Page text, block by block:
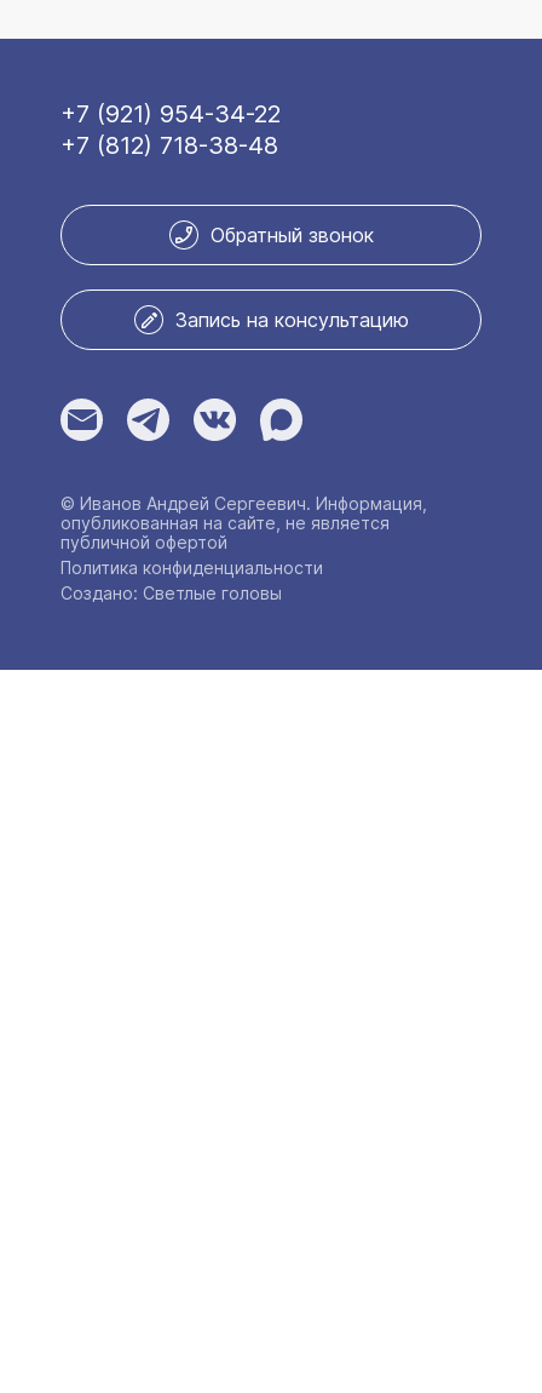
+7 (921) 954-34-22
+7 (812) 718-38-48
Обратный звонок
Запись на консультацию
© Иванов Андрей Сергеевич. Информация,
опубликованная на сайте, не является
публичной офертой
Политика конфиденциальности
Создано: Светлые головы